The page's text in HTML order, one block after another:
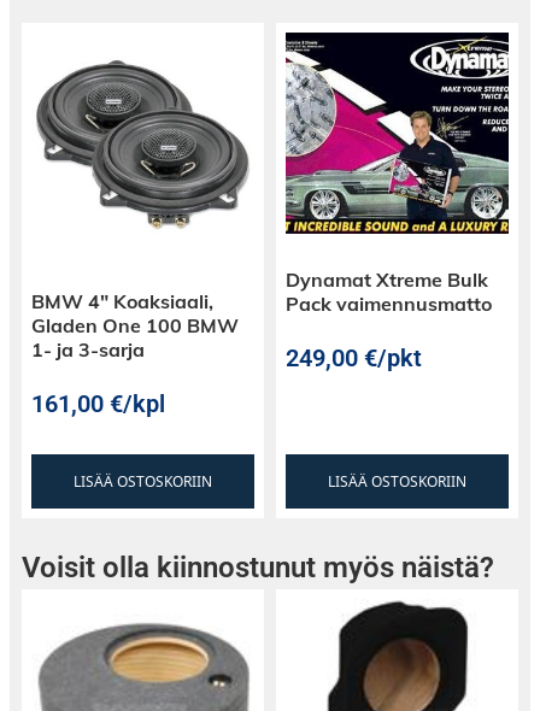
BMW 4″ Koaksiaali,
Gladen One 100 BMW
1- ja 3-sarja
161,00€/kpl
LISÄÄ OSTOSKORIIN
Dynamat Xtreme Bulk
Pack vaimennusmatto
249,00€/pkt
LISÄÄ OSTOSKORIIN
Voisit olla kiinnostunut myös näistä?